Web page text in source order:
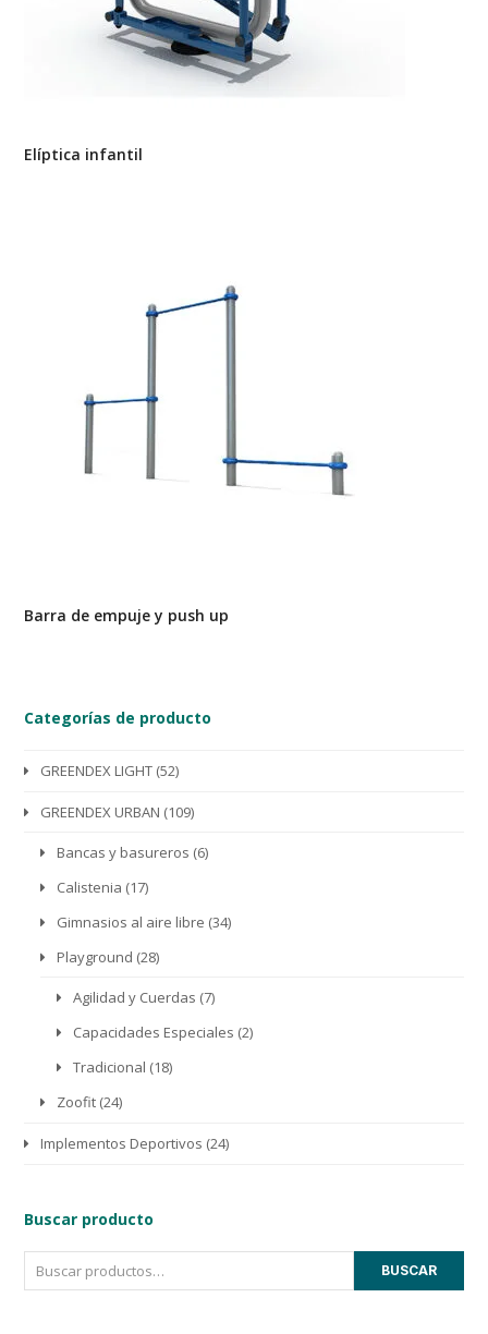
Elíptica infantil
Barra de empuje y push up
Categorías de producto
GREENDEX LIGHT (52)
GREENDEX URBAN (109)
Bancas y basureros (6)
Calistenia (17)
Gimnasios al aire libre (34)
Playground (28)
Agilidad y Cuerdas (7)
Capacidades Especiales (2)
Tradicional (18)
Zoofit (24)
Implementos Deportivos (24)
Buscar producto
BUSCAR